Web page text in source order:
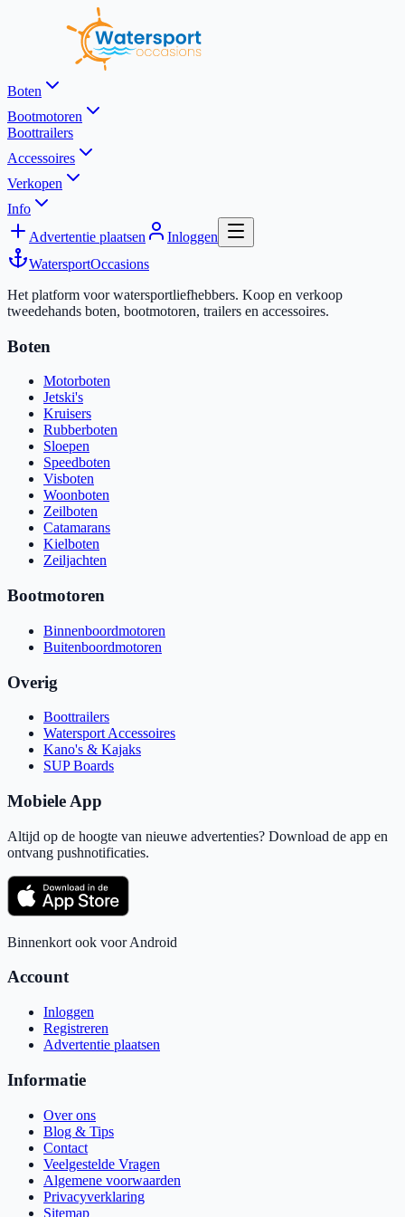
Boten
Bootmotoren
Boottrailers
Accessoires
Verkopen
Info
Advertentie plaatsen
Inloggen
WatersportOccasions
Het platform voor watersportliefhebbers. Koop en verkoop
tweedehands boten, bootmotoren, trailers en accessoires.
Boten
Motorboten
Jetski's
Kruisers
Rubberboten
Sloepen
Speedboten
Visboten
Woonboten
Zeilboten
Catamarans
Kielboten
Zeiljachten
Bootmotoren
Binnenboordmotoren
Buitenboordmotoren
Overig
Boottrailers
Watersport Accessoires
Kano's & Kajaks
SUP Boards
Mobiele App
Altijd op de hoogte van nieuwe advertenties? Download de app en
ontvang pushnotificaties.
Binnenkort ook voor Android
Account
Inloggen
Registreren
Advertentie plaatsen
Informatie
Over ons
Blog & Tips
Contact
Veelgestelde Vragen
Algemene voorwaarden
Privacyverklaring
Sitemap